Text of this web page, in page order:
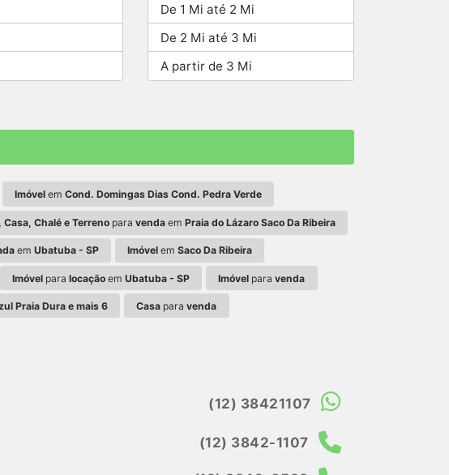
De 1 Mi até 2 Mi
De 2 Mi até 3 Mi
A partir de 3 Mi
Imóvelem Cond. Domingas Dias Cond. Pedra Verde
Casa, Chalé e Terreno paravenda emPraia do Lázaro Saco Da Ribeira
em Ubatuba - SP Imóvel emSaco Da Ribeira
Imóvel paralocação emUbatuba - SP Imóvel paravenda
Praia Dura e mais 6 Casa paravenda
(12) 38421107
(12) 3842-1107